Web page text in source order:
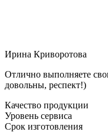
Ирина Криворотова
Отлично выполняете
довольны, респект!)
Качество продукции
Уровень сервиса
Срок изготовления